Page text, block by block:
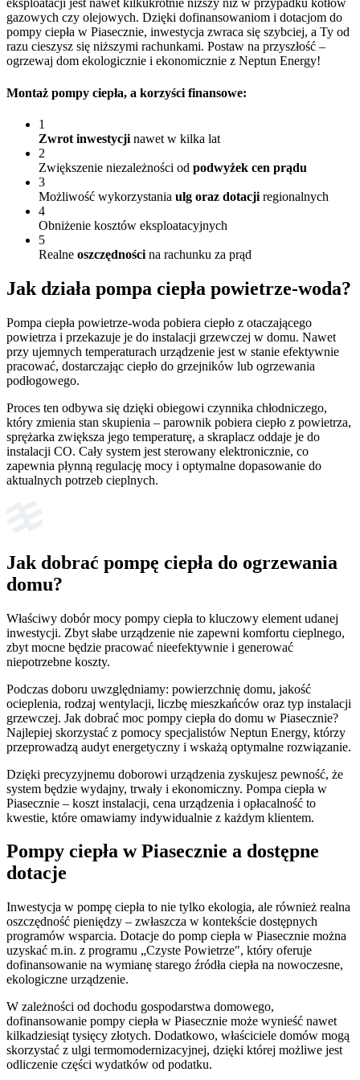
eksploatacji jest nawet kilkukrotnie niższy niż w przypadku kotłów
gazowych czy olejowych. Dzięki dofinansowaniom i dotacjom do
pompy ciepła w Piasecznie, inwestycja zwraca się szybciej, a Ty od
razu cieszysz się niższymi rachunkami. Postaw na przyszłość –
ogrzewaj dom ekologicznie i ekonomicznie z Neptun Energy!
Montaż pompy ciepła, a korzyści finansowe:
1
Zwrot inwestycji nawet w kilka lat
2
Zwiększenie niezależności od podwyżek cen prądu
3
Możliwość wykorzystania ulg oraz dotacji regionalnych
4
Obniżenie kosztów eksploatacyjnych
5
Realne oszczędności na rachunku za prąd
Jak działa pompa ciepła powietrze-woda?
Pompa ciepła powietrze-woda pobiera ciepło z otaczającego
powietrza i przekazuje je do instalacji grzewczej w domu. Nawet
przy ujemnych temperaturach urządzenie jest w stanie efektywnie
pracować, dostarczając ciepło do grzejników lub ogrzewania
podłogowego.
Proces ten odbywa się dzięki obiegowi czynnika chłodniczego,
który zmienia stan skupienia – parownik pobiera ciepło z powietrza,
sprężarka zwiększa jego temperaturę, a skraplacz oddaje je do
instalacji CO. Cały system jest sterowany elektronicznie, co
zapewnia płynną regulację mocy i optymalne dopasowanie do
aktualnych potrzeb cieplnych.
Jak dobrać pompę ciepła do ogrzewania
domu?
Właściwy dobór mocy pompy ciepła to kluczowy element udanej
inwestycji. Zbyt słabe urządzenie nie zapewni komfortu cieplnego,
zbyt mocne będzie pracować nieefektywnie i generować
niepotrzebne koszty.
Podczas doboru uwzględniamy: powierzchnię domu, jakość
ocieplenia, rodzaj wentylacji, liczbę mieszkańców oraz typ instalacji
grzewczej. Jak dobrać moc pompy ciepła do domu w Piasecznie?
Najlepiej skorzystać z pomocy specjalistów Neptun Energy, którzy
przeprowadzą audyt energetyczny i wskażą optymalne rozwiązanie.
Dzięki precyzyjnemu doborowi urządzenia zyskujesz pewność, że
system będzie wydajny, trwały i ekonomiczny. Pompa ciepła w
Piasecznie – koszt instalacji, cena urządzenia i opłacalność to
kwestie, które omawiamy indywidualnie z każdym klientem.
Pompy ciepła w Piasecznie a dostępne
dotacje
Inwestycja w pompę ciepła to nie tylko ekologia, ale również realna
oszczędność pieniędzy – zwłaszcza w kontekście dostępnych
programów wsparcia. Dotacje do pomp ciepła w Piasecznie można
uzyskać m.in. z programu „Czyste Powietrze", który oferuje
dofinansowanie na wymianę starego źródła ciepła na nowoczesne,
ekologiczne urządzenie.
W zależności od dochodu gospodarstwa domowego,
dofinansowanie pompy ciepła w Piasecznie może wynieść nawet
kilkadziesiąt tysięcy złotych. Dodatkowo, właściciele domów mogą
skorzystać z ulgi termomodernizacyjnej, dzięki której możliwe jest
odliczenie części wydatków od podatku.